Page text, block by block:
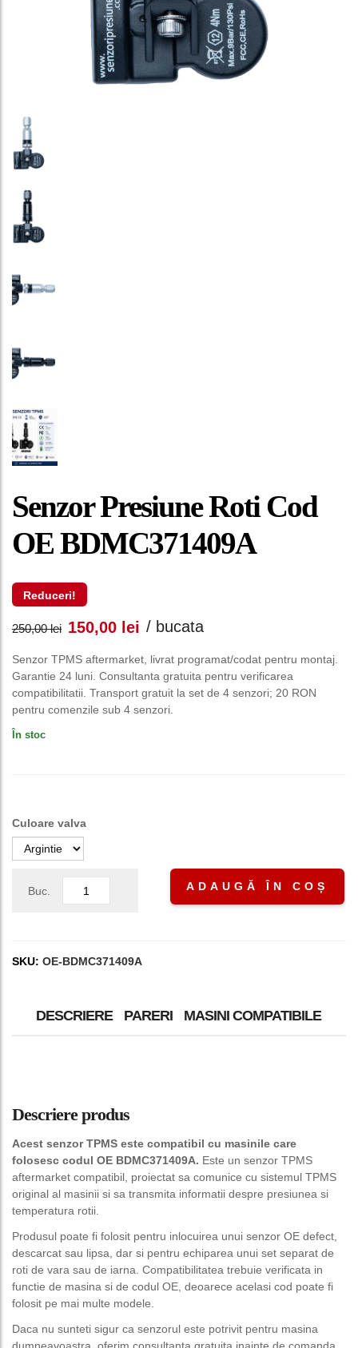
Senzor Presiune Roti Cod
OE BDMC371409A
Reduceri!
250,00lei Prețul
inițial
a
150,00 lei Prețul
curent
este:
/ bucata
Senzor TPMS aftermarket, livrat programat/codat pentru montaj.
Garantie 24 luni. Consultanta gratuita pentru verificarea
compatibilitatii. Transport gratuit la set de 4 senzori; 20 RON
pentru comenzile sub 4 senzori.
În stoc
Culoare valva
Buc. ADAUGĂ ÎN COȘ
SKU: OE-BDMC371409A
DESCRIERE PARERI MASINI COMPATIBILE
Descriere produs
Acest senzor TPMS este compatibil cu masinile care
folosesc codul OE BDMC371409A. Este un senzor TPMS
aftermarket compatibil, proiectat sa comunice cu sistemul TPMS
original al masinii si sa transmita informatii despre presiunea si
temperatura rotii.
Produsul poate fi folosit pentru inlocuirea unui senzor OE defect,
descarcat sau lipsa, dar si pentru echiparea unui set separat de
roti de vara sau de iarna. Compatibilitatea trebuie verificata in
functie de masina si de codul OE, deoarece acelasi cod poate fi
folosit pe mai multe modele.
Daca nu sunteti sigur ca senzorul este potrivit pentru masina